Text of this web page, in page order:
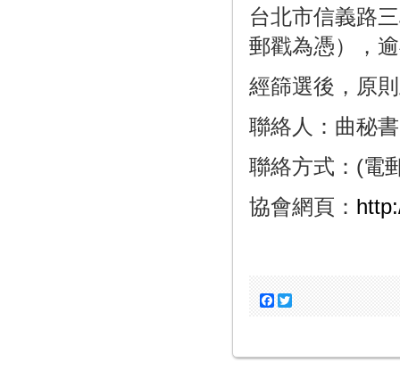
台北市信義路
郵戳為憑），
經篩選後，原
聯絡人：曲秘書
聯絡方式：(電
協會網頁：
Facebook